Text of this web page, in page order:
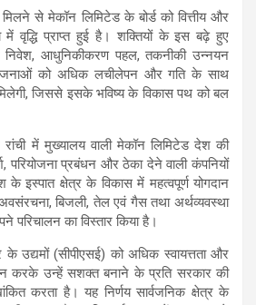
मिलने से मेकॉन लिमिटेड के बोर्ड को वित्तीय और
में वृद्धि प्राप्त हुई है। शक्तियों के इस बढ़े हुए
निवेश, आधुनिकीकरण पहल, तकनीकी उन्नयन
को अधिक लचीलेपन और गति के साथ
जिससे इसके भविष्य के विकास पथ को बल
में मुख्यालय वाली मेकॉन लिमिटेड देश की
परियोजना प्रबंधन और ठेका देने वाली कंपनियों
क्षेत्र के विकास में महत्वपूर्ण योगदान
बिजली, तेल एवं गैस तथा अर्थव्यवस्था
परिचालन का विस्तार किया है।
के उद्यमों (सीपीएसई) को अधिक स्वायत्तता और
करके उन्हें सशक्त बनाने के प्रति सरकार की
करता है। यह निर्णय सार्वजनिक क्षेत्र के